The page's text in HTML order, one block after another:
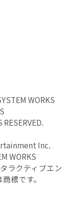
WORKS
Inc.
WORKS
ラクティブエン
標です。